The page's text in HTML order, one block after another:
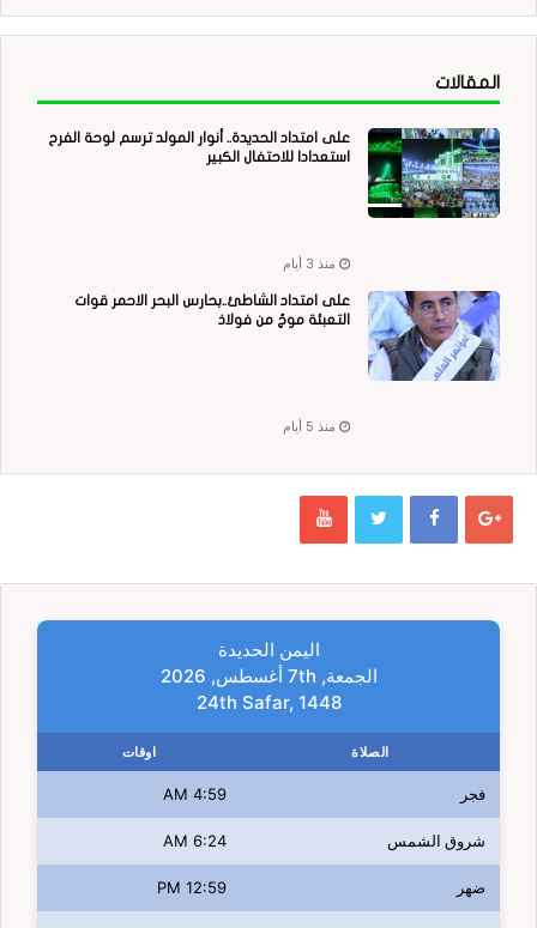
المقالات
على امتداد الحديدة.. أنوار المولد ترسم لوحة الفرح
استعدادا للاحتفال الكبير
منذ 3 أيام
على امتداد الشاطئ..بحارس البحر الاحمر قوات
التعبئة موجٌ من فولاذ
منذ 5 أيام
اليمن الحديدة
الجمعة, 7th أغسطس, 2026
24th Safar, 1448
الصلاة اوقات
فجر 4:59 AM
شروق الشمس 6:24 AM
ضهر 12:59 PM